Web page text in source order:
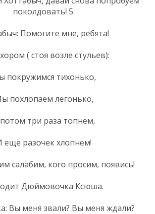
поколдовать! 5.
Помогите мне, ребята!
( стоя возле стульев):
покружимся тихонько,
похлопаем легонько,
три раза топнем,
ещё разочек хлопнем!
салабим, кого просим, появись!
Дюймовочка Ксюша.
Вы меня звали? Вы меня ждали?